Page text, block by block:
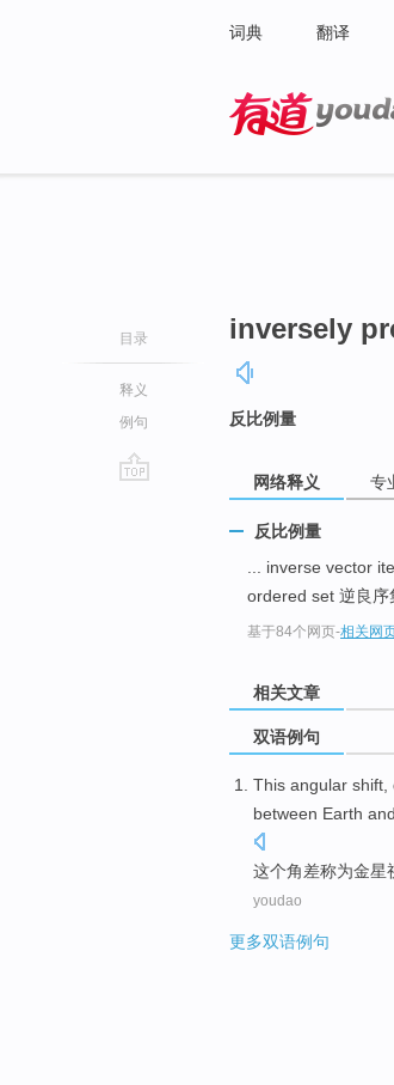
词典 翻译
目录
释义
例句
inversely
反比例量
网络释义 专
反比例量
... inverse vector
ordered set 逆良序
基于84个网页-相关网
相关文章
双语例句
This angular shift,
between Earth and
这个角差称为金星
youdao
更多双语例句